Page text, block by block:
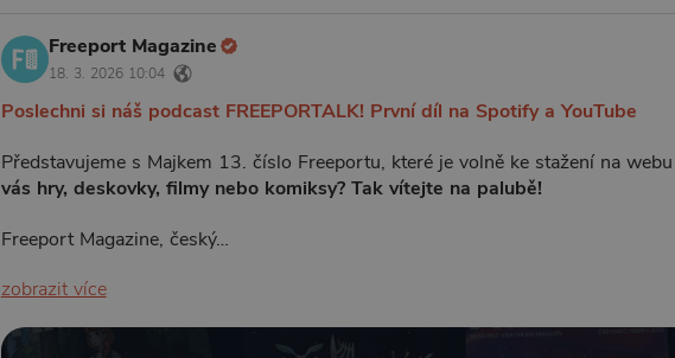
Freeport Magazine
18. 3. 2026 10:04
Poslechni si náš podcast FREEPORTALK! První díl na Spotify a YouTube
Představujeme s Majkem 13. číslo Freeportu, které je volně ke stažení na webu
vás hry, deskovky, filmy nebo komiksy? Tak vítejte na palubě!
Freeport Magazine, český…
zobrazit více